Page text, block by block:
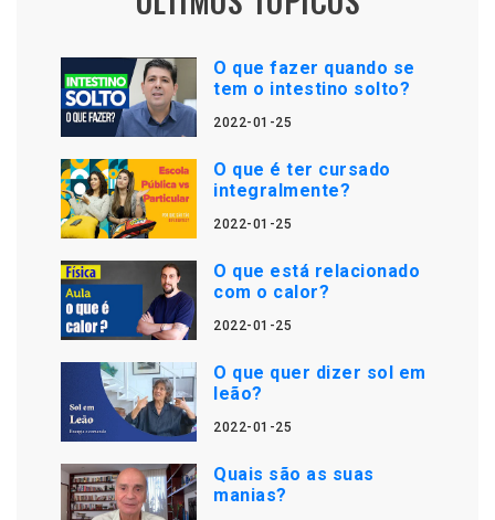
O que fazer quando se
tem o intestino solto?
2022-01-25
O que é ter cursado
integralmente?
2022-01-25
O que está relacionado
com o calor?
2022-01-25
O que quer dizer sol em
leão?
2022-01-25
Quais são as suas
manias?